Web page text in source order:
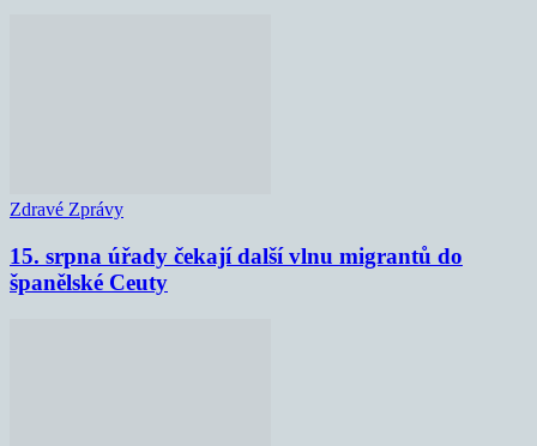
Zdravé Zprávy
15. srpna úřady čekají další vlnu migrantů do
španělské Ceuty